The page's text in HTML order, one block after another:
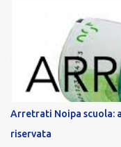
dedicato alle donne
normativa nazionale e
supporto in situazioni
è un unicum in Italia: si
Provincia autonoma di
stipendio nazionale
dall’autonomia locale.
compenso accessorio,
Arretrati Noipa scuola:
riservata